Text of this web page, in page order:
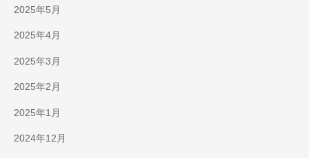
2025年5月
2025年4月
2025年3月
2025年2月
2025年1月
2024年12月